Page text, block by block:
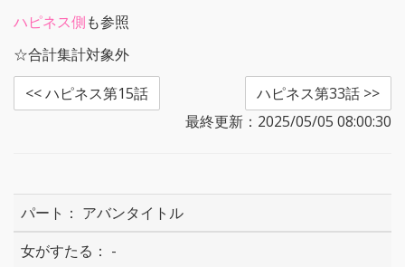
ハピネス側も参照
☆合計集計対象外
<< ハピネス第15話
ハピネス第33話 >>
最終更新：2025/05/05 08:00:30
アバンタイトル
-